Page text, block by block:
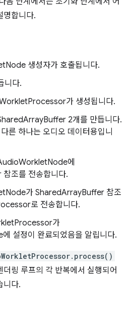
명합니다.
생성자가 호출됩니다.
니다.
가 생성됩니다.
2개를 만듭니다.
른 하나는 오디오 데이터용입니
에
조를 전송합니다.
가 SharedArrayBuffer 참조
로 전송합니다.
가
설정이 완료되었음을 알립니다.
링 루프의 각 반복에서 실행되어
니다.